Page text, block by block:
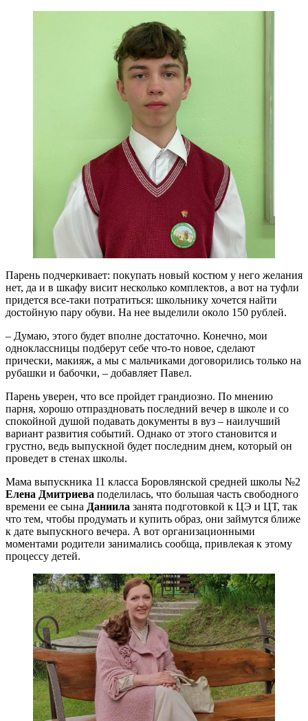
Парень подчеркивает: покупать новый костюм у него желания
нет, да и в шкафу висит несколько комплектов, а вот на туфли
придется все-таки потратиться: школьнику хочется найти
достойную пару обуви. На нее выделили около 150 рублей.
– Думаю, этого будет вполне достаточно. Конечно, мои
одноклассницы подберут себе что-то новое, сделают
прически, макияж, а мы с мальчиками договорились только на
рубашки и бабочки, – добавляет Павел.
Парень уверен, что все пройдет грандиозно. По мнению
парня, хорошо отпраздновать последний вечер в школе и со
спокойной душой подавать документы в вуз – наилучший
вариант развития событий. Однако от этого становится и
грустно, ведь выпускной будет последним днем, который он
проведет в стенах школы.
Мама выпускника 11 класса Боровлянской средней школы №2
Елена Дмитриева поделилась, что большая часть свободного
времени ее сына Даниила занята подготовкой к ЦЭ и ЦТ, так
что тем, чтобы продумать и купить образ, они займутся ближе
к дате выпускного вечера. А вот организационными
моментами родители занимались сообща, привлекая к этому
процессу детей.